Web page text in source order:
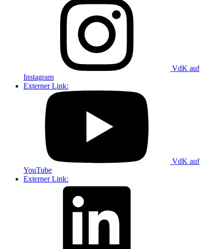
VdK auf
Instagram
Externer Link:
VdK auf
YouTube
Externer Link: